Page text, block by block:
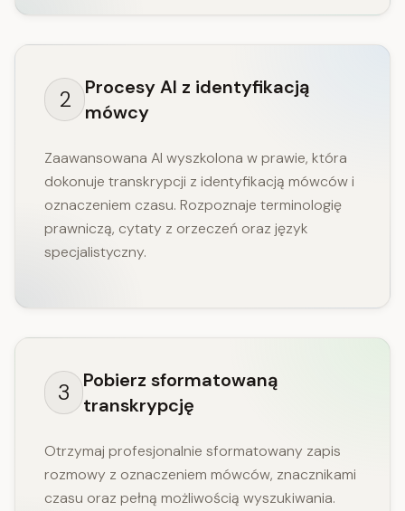
2
Procesy AI z identyfikacją
mówcy
Zaawansowana AI wyszkolona w prawie, która
dokonuje transkrypcji z identyfikacją mówców i
oznaczeniem czasu. Rozpoznaje terminologię
prawniczą, cytaty z orzeczeń oraz język
specjalistyczny.
3
Pobierz sformatowaną
transkrypcję
Otrzymaj profesjonalnie sformatowany zapis
rozmowy z oznaczeniem mówców, znacznikami
czasu oraz pełną możliwością wyszukiwania.